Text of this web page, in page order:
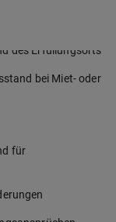
des Erfüllungsorts
bei Miet- oder
für